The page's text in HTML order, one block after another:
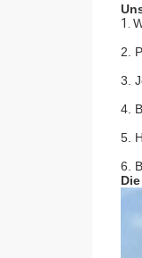
1.
2.
3.
4.
5.
6.